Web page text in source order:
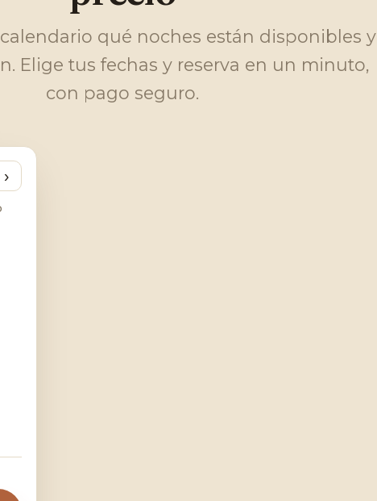
qué noches están disponibles y
Elige tus fechas y reserva en un minuto,
con pago seguro.
›